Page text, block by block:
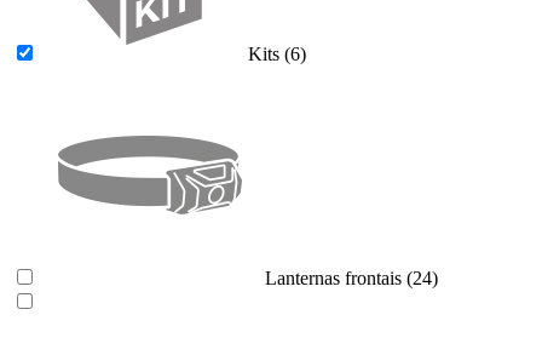
Kits (6)
Lanternas frontais (24)